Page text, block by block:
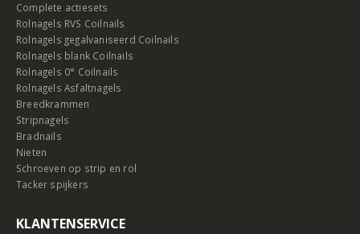
Complete actiesets
Rolnagels RVS Coilnails
Rolnagels gegalvaniseerd Coilnails
Rolnagels blank Coilnails
Rolnagels 0° Coilnails
Rolnagels Asfaltnagels
Breedkrammen
Stripnagels
Bradnails
Nieten
Schroeven op strip en rol
Tacker spijkers
KLANTENSERVICE